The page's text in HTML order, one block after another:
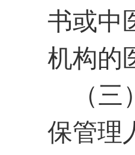
书或中
机构的
（
保管理